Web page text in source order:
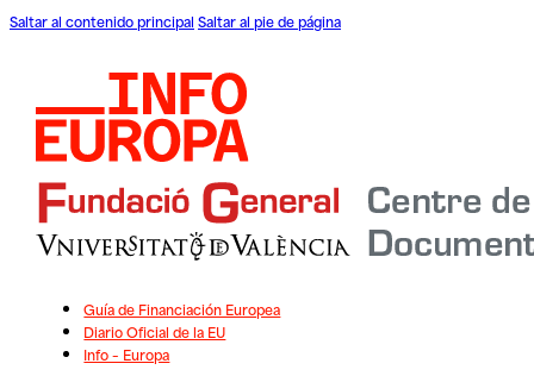
Saltar al contenido principal Saltar al pie de página
Guía de Financiación Europea
Diario Oficial de la EU
Info – Europa